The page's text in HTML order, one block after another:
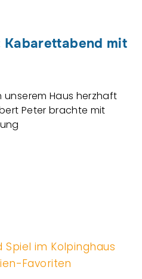
Kabarettabend mit
unserem Haus herzhaft
Peter brachte mit